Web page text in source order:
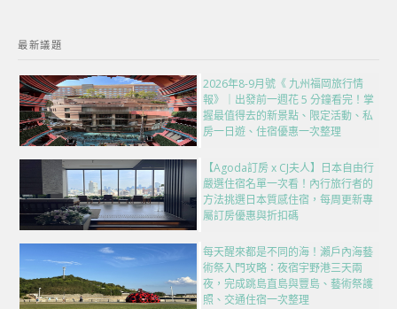
最新議題
2026年8-9月號《 九州福岡旅行情
報》｜出發前一週花 5 分鐘看完！掌
握最值得去的新景點、限定活動、私
房一日遊、住宿優惠一次整理
【Agoda訂房 x CJ夫人】日本自由行
嚴選住宿名單一次看！內行旅行者的
方法挑選日本質感住宿，每周更新專
屬訂房優惠與折扣碼
每天醒來都是不同的海！瀨戶內海藝
術祭入門攻略：夜宿宇野港三天兩
夜，完成跳島直島與豐島、藝術祭護
照、交通住宿一次整理